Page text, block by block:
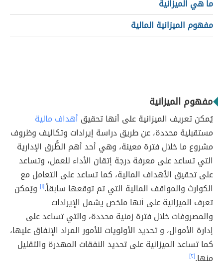
ما هي الميزانية
مفهوم الميزانية المالية
مفهوم الميزانية
يُمكن تعريف الميزانية على أنها تحقيق أهداف مالية
مستقبلية محددة، عن طريق دراسة إيرادات وتكاليف وظروف
مشروع ما خلال فترة معينة، وهي أحد أهم الطُّرق الإدارية
التي تساعد على معرفة درجة إتقان الأداء للعمل، وتساعد
على تحقيق الأهداف المالية، كما تساعد على التعامل مع
الكوارث والمواقف المالية التي تم توقعها سابقاً.[١] ويُمكن
تعرف الميزانية على أنها ملخص يشمل الإيرادات
والمصروفات خلال فترة زمنية محددة، والتي تساعد على
إدارة الأموال، و تحديد الأولويات للأمور المراد الإنفاق عليها،
كما تساعد الميزانية على تحديد النفقات المهدرة والتقليل
منها.[٢]